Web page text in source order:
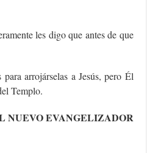
les digo que antes de que
arrojárselas a Jesús, pero Él
Templo.
NUEVO EVANGELIZADOR